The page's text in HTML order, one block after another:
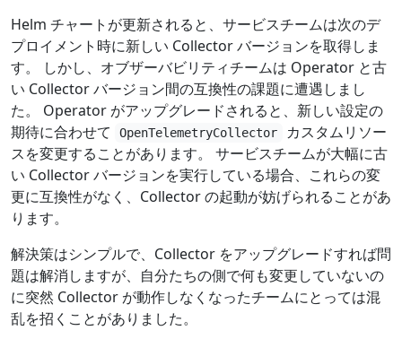
Helm チャートが更新されると、サービスチームは次のデ
プロイメント時に新しい Collector バージョンを取得しま
す。 しかし、オブザーバビリティチームは Operator と古
い Collector バージョン間の互換性の課題に遭遇しまし
た。 Operator がアップグレードされると、新しい設定の
期待に合わせて
OpenTelemetryCollector
カスタムリソー
スを変更することがあります。 サービスチームが大幅に古
い Collector バージョンを実行している場合、これらの変
更に互換性がなく、Collector の起動が妨げられることがあ
ります。
解決策はシンプルで、Collector をアップグレードすれば問
題は解消しますが、自分たちの側で何も変更していないの
に突然 Collector が動作しなくなったチームにとっては混
乱を招くことがありました。